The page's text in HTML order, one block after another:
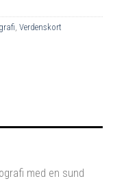
, Verdenskort
med en sund